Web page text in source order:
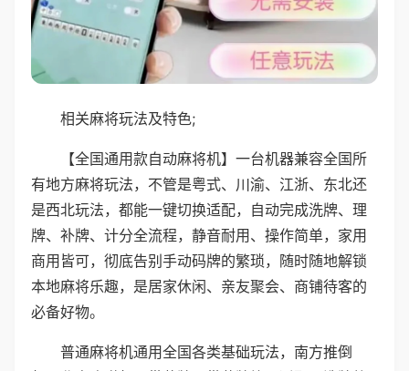
相关麻将玩法及特色;
【全国通用款自动麻将机】一台机器兼容全国所
有地方麻将玩法，不管是粤式、川渝、江浙、东北还
是西北玩法，都能一键切换适配，自动完成洗牌、理
牌、补牌、计分全流程，静音耐用、操作简单，家用
商用皆可，彻底告别手动码牌的繁琐，随时随地解锁
本地麻将乐趣，是居家休闲、亲友聚会、商铺待客的
必备好物。
普通麻将机通用全国各类基础玩法，南方推倒